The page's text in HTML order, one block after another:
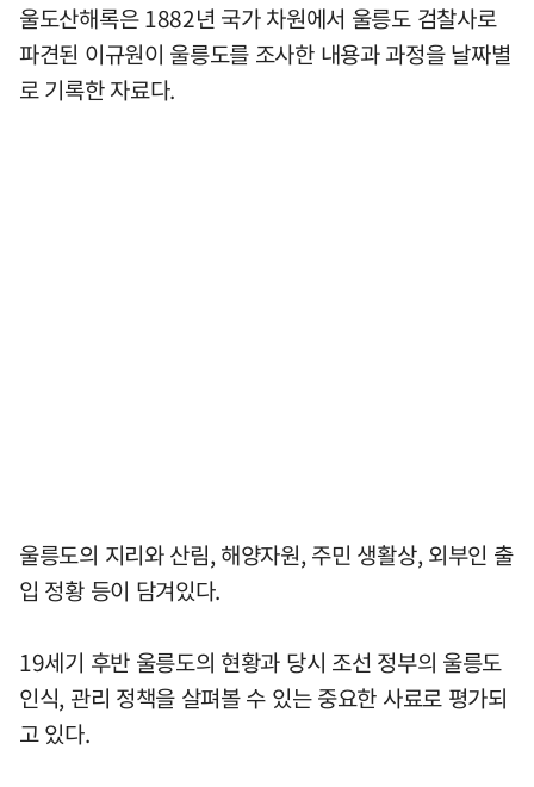
울도산해록은 1882년 국가 차원에서 울릉도 검찰사로
파견된 이규원이 울릉도를 조사한 내용과 과정을 날짜별
로 기록한 자료다.
울릉도의 지리와 산림, 해양자원, 주민 생활상, 외부인 출
입 정황 등이 담겨있다.
19세기 후반 울릉도의 현황과 당시 조선 정부의 울릉도
인식, 관리 정책을 살펴볼 수 있는 중요한 사료로 평가되
고 있다.